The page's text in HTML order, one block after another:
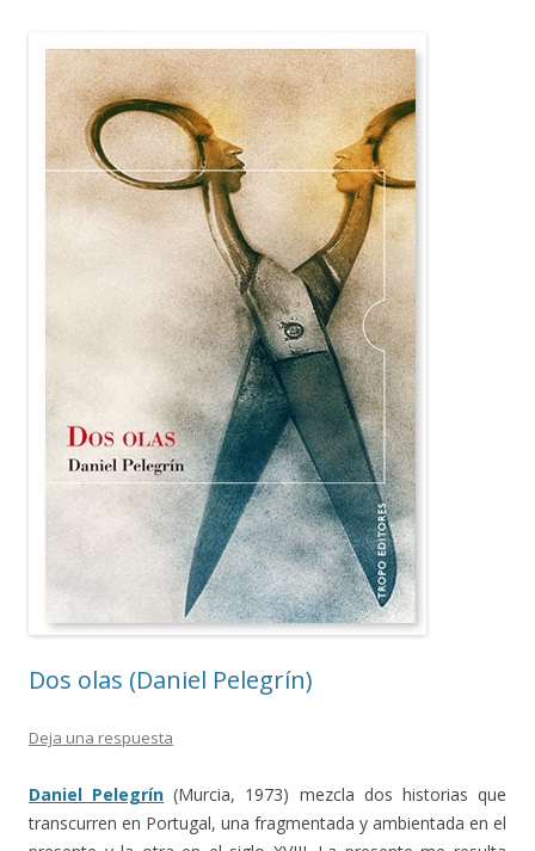
Dos olas (Daniel Pelegrín)
Deja una respuesta
Daniel Pelegrín (Murcia, 1973) mezcla dos historias que
transcurren en Portugal, una fragmentada y ambientada en el